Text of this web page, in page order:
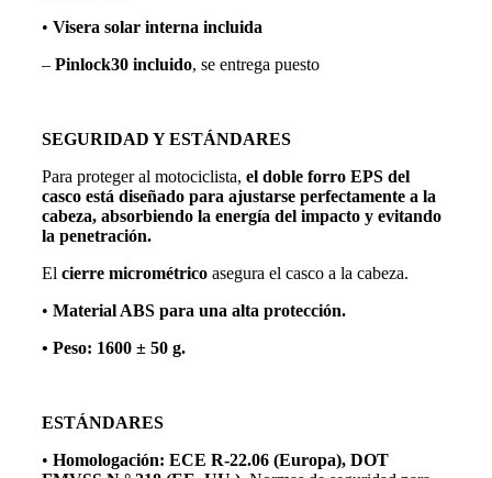
• Visera solar interna incluida
– Pinlock30 incluido, se entrega puesto
SEGURIDAD Y ESTÁNDARES
Para proteger al motociclista, el doble forro EPS del
casco está diseñado para ajustarse perfectamente a la
cabeza, absorbiendo la energía del impacto y evitando
la penetración.
El cierre micrométrico asegura el casco a la cabeza.
• Material ABS para una alta protección.
• Peso: 1600 ± 50 g.
ESTÁNDARES
• Homologación: ECE R-22.06 (Europa), DOT